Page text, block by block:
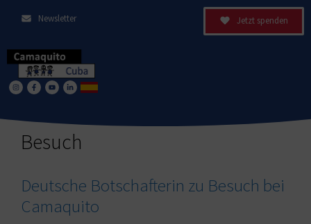
Newsletter Jetzt spenden
Besuch
Deutsche Botschafterin zu Besuch bei
Camaquito